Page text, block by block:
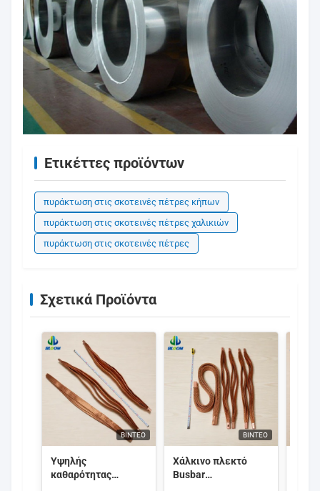
Ετικέττες προϊόντων
πυράκτωση στις σκοτεινές πέτρες κήπων
πυράκτωση στις σκοτεινές πέτρες χαλικιών
πυράκτωση στις σκοτεινές πέτρες
Σχετικά Προϊόντα
ΒΊΝΤΕΟ
Υψηλής
καθαρότητας
ΒΊΝΤΕΟ
Χάλκινο πλεκτό
Busbar